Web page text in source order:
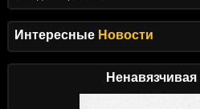
Интересные Новости
Ненавязчивая